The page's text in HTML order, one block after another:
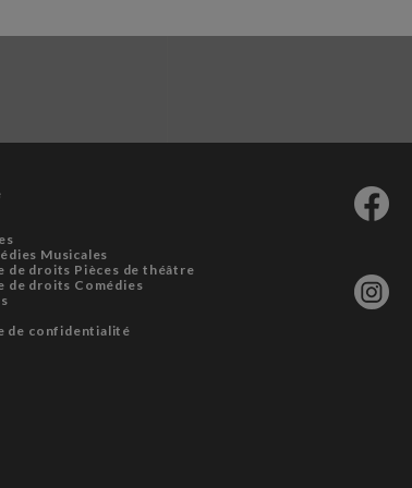
Musicales
de droits Pièces de théâtre
de droits Comédies
de confidentialité